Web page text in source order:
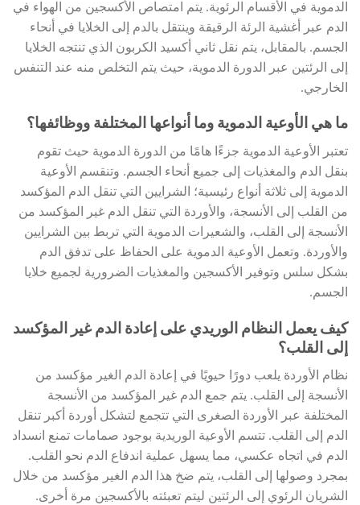
الدموية في الأقسام الرئوية. يتم امتصاص الأكسجين من الهواء في
الدم عبر أغشية الرئة الرقيقة وينتقل بالدم إلى الخلايا في أنحاء
الجسم. بالمقابل، يتم نقل ثاني أكسيد الكربون الذي تنتجه الخلايا
إلى الرئتين عبر الدورة الدموية، حيث يتم التخلص منه عند التنفس
الخارجي.
ما هي الأوعية الدموية وما أنواعها المختلفة ووظائفها؟
تعتبر الأوعية الدموية جزءًا هامًا من الدورة الدموية حيث تقوم
بنقل الدم والمغذيات إلى جميع أنحاء الجسم. وتنقسم الأوعية
الدموية إلى ثلاثة أنواع رئيسية؛ الشرايين التي تنقل الدم المؤكسد
من القلب إلى الأنسجة، والأوردة التي تنقل الدم غير المؤكسد من
الأنسجة إلى القلب، والشعيرات الدموية التي تربط بين الشرايين
والأوردة. وتعمل الأوعية الدموية على الحفاظ على تدفق الدم
بشكل سلس وتوفير الأكسجين والمغذيات الضرورية لجميع خلايا
الجسم.
كيف يعمل النظام الوريدي على إعادة الدم غير المؤكسد
إلى القلب؟
نظام الأوردة يلعب دورًا حيويًا في إعادة الدم الغير مؤكسد من
الأنسجة إلى القلب. يتم جمع الدم غير المؤكسد من الأنسجة
المختلفة عبر الأوردة الصغرى التي تتجمع لتشكل أوردة أكبر تنقل
الدم إلى القلب. تتسم الأوعية الوريدية بوجود صمامات تمنع انسداد
الدم في اتجاه عكسي، مما يسهل عملية اندفاع الدم نحو القلب.
بمجرد وصولها إلى القلب، يتم ضخ هذا الدم الغير مؤكسد من خلال
الشريان الرئوي إلى الرئتين ليتم تعبئته بالأكسجين مرة أخرى.